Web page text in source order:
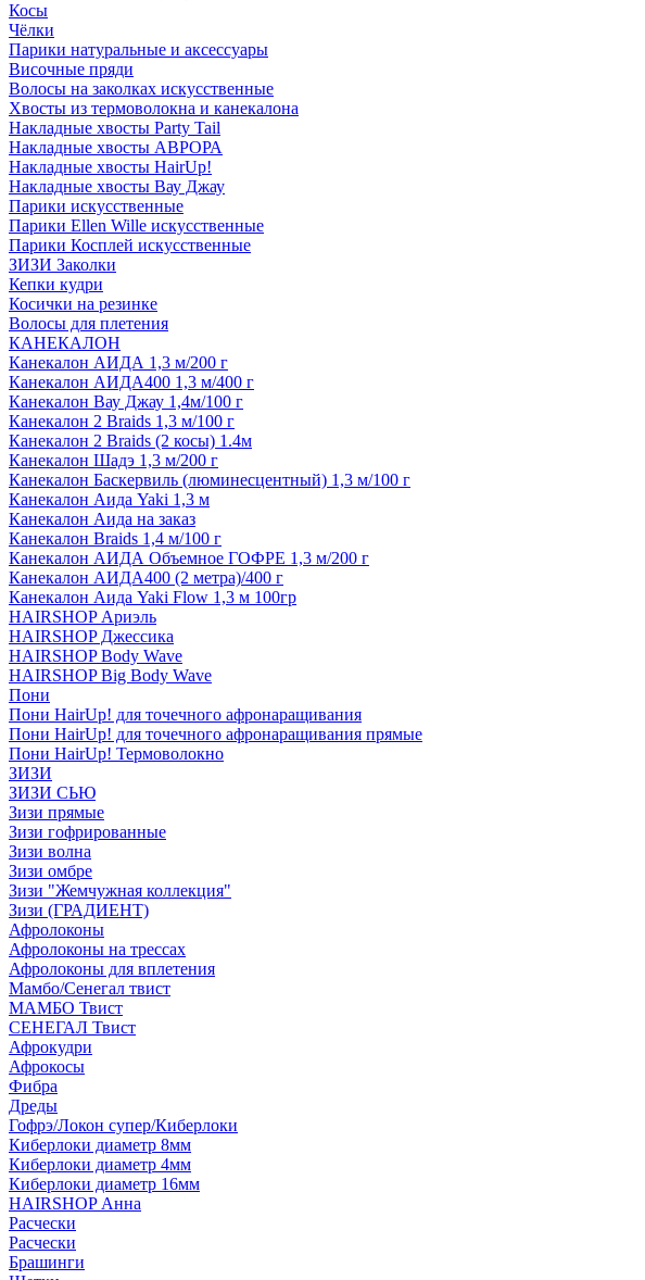
Косы
Чёлки
Парики натуральные и аксессуары
Височные пряди
Волосы на заколках искусственные
Хвосты из термоволокна и канекалона
Накладные хвосты Party Tail
Накладные хвосты АВРОРА
Накладные хвосты HairUp!
Накладные хвосты Вау Джау
Парики искусственные
Парики Ellen Wille искусственные
Парики Косплей искусственные
ЗИЗИ Заколки
Кепки кудри
Косички на резинке
Волосы для плетения
КАНЕКАЛОН
Канекалон АИДА 1,3 м/200 г
Канекалон АИДА400 1,3 м/400 г
Канекалон Вау Джау 1,4м/100 г
Канекалон 2 Braids 1,3 м/100 г
Канекалон 2 Braids (2 косы) 1.4м
Канекалон Шадэ 1,3 м/200 г
Канекалон Баскервиль (люминесцентный) 1,3 м/100 г
Канекалон Аида Yaki 1,3 м
Канекалон Аида на заказ
Канекалон Braids 1,4 м/100 г
Канекалон АИДА Объемное ГОФРЕ 1,3 м/200 г
Канекалон АИДА400 (2 метра)/400 г
Канекалон Аида Yaki Flow 1,3 м 100гр
HAIRSHOP Ариэль
HAIRSHOP Джессика
HAIRSHOP Body Wave
HAIRSHOP Big Body Wave
Пони
Пони HairUp! для точечного афронаращивания
Пони HairUp! для точечного афронаращивания прямые
Пони HairUp! Термоволокно
ЗИЗИ
ЗИЗИ СЬЮ
Зизи прямые
Зизи гофрированные
Зизи волна
Зизи омбре
Зизи "Жемчужная коллекция"
Зизи (ГРАДИЕНТ)
Афролоконы
Афролоконы на трессах
Афролоконы для вплетения
Мамбо/Сенегал твист
МАМБО Твист
СЕНЕГАЛ Твист
Афрокудри
Афрокосы
Фибра
Дреды
Гофрэ/Локон супер/Киберлоки
Киберлоки диаметр 8мм
Киберлоки диаметр 4мм
Киберлоки диаметр 16мм
HAIRSHOP Анна
Расчески
Расчески
Брашинги